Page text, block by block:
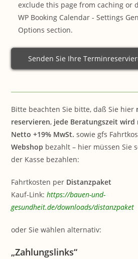
Senden Sie Ihre
Bitte beachten Sie bitte, daß Sie hier
reservieren, jede Beratungszeit wird
Netto +19% MwSt. sowie gfs
Webshop bezahlt – hier müssen Sie
der Kasse bezahlen:
Fahrtkosten per Distanzpaket
Kauf-Link:https://bauen-und-
gesundheit.de/downloads/distanzpaket
oder Sie wählen alternativ:
„Zahlungslinks“